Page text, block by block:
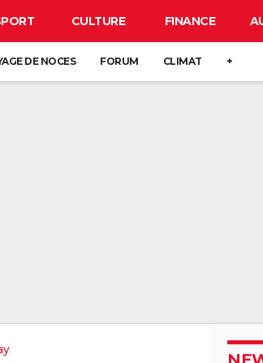
CULTURE FINANCE
DE NOCES FORUM CLIMAT +